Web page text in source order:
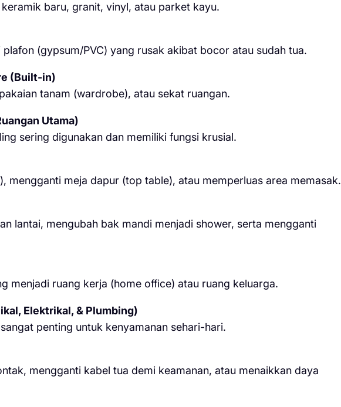
baru, granit, vinyl, atau parket kayu.
(gypsum/PVC) yang rusak akibat bocor atau sudah tua.
(Built-in)
tanam (wardrobe), atau sekat ruangan.
Utama)
sering digunakan dan memiliki fungsi krusial.
mengganti meja dapur (top table), atau memperluas area memasak.
lantai, mengubah bak mandi menjadi shower, serta mengganti
menjadi ruang kerja (home office) atau ruang keluarga.
Elektrikal, & Plumbing)
penting untuk kenyamanan sehari-hari.
mengganti kabel tua demi keamanan, atau menaikkan daya